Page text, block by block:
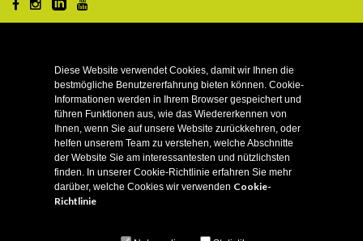
INFORMATION
BIO-FUTTER
EINSPEISUNGEN
Diese Website verwendet Cookies, damit wir Ihnen die
bestmögliche Benutzererfahrung bieten können. Cookie-
Informationen werden in Ihrem Browser gespeichert und
führen Funktionen aus, wie das Wiedererkennen von
Ihnen, wenn Sie auf unsere Website zurückkehren, oder
helfen unserem Team zu verstehen, welche Abschnitte
der Website Sie am interessantesten und nützlichsten
finden. In unserer Cookie-Richtlinie erfahren Sie mehr
darüber, welche Cookies wir verwenden Cookie-
Richtlinie